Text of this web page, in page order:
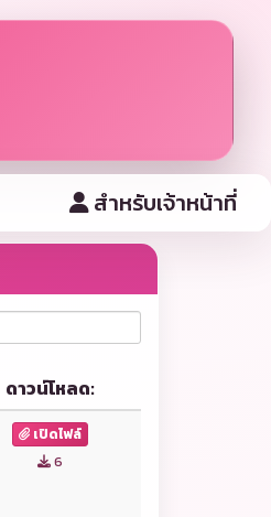
สำหรับเจ้าหน้าที่
ดาวน์โหลด:
เปิดไฟล์
6